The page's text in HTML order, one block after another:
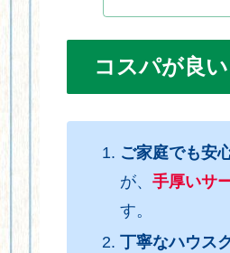
コスパが良
ご家庭でも安
が、 手厚いサ
す。
丁寧なハウス